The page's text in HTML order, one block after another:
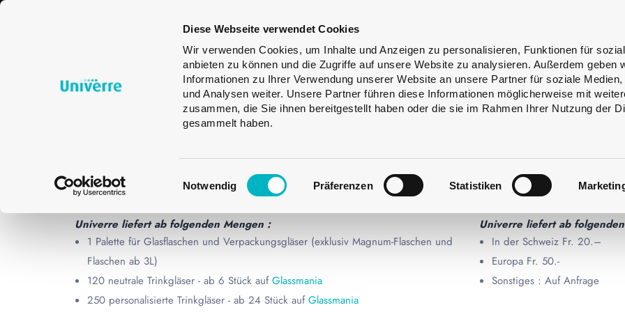
Diese Webseite verwendet Cookies
Wir verwenden Cookies, um Inhalte und Anzeigen zu personalisieren, Funktionen für
anbieten zu können und die Zugriffe auf unsere Website zu analysieren. Außerdem geben
Informationen zu Ihrer Verwendung unserer Website an unsere Partner für soziale Medien,
und Analysen weiter. Unsere Partner führen diese Informationen möglicherweise mit
zusammen, die Sie ihnen bereitgestellt haben oder die sie im Rahmen Ihrer Nutzung der
gesammelt haben.
Einwilligungsauswahl
Notwendig
Präferenzen Statistiken
Trinkgläser
Glass
Design
BIERFLASCHEN LONG
NECK
START BIERFLASCHEN BIERFLASCHEN LONG NECK
Univerre liefert ab folgenden Mengen :
1 Palette für Glasflaschen und Verpackungsgläser (exklusiv Magnum-Flaschen und
Flaschen ab 3L)
120 neutrale Trinkgläser - ab 6 Stück aufGlassmania
250 personalisierte Trinkgläser - ab 24 Stück aufGlassmania
Univerre liefert ab
In der Schweiz Fr. 20.–
Europa Fr. 50.-
Sonstiges : Auf Anfrage